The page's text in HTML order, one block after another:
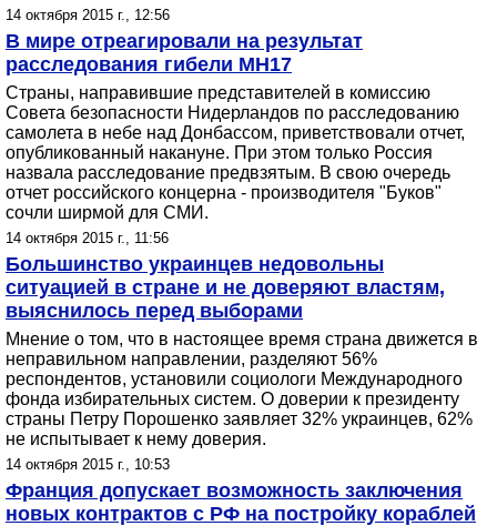
14 октября 2015 г., 12:56
В мире отреагировали на результат
расследования гибели MH17
Страны, направившие представителей в комиссию
Совета безопасности Нидерландов по расследованию
самолета в небе над Донбассом, приветствовали отчет,
опубликованный накануне. При этом только Россия
назвала расследование предвзятым. В свою очередь
отчет российского концерна - производителя "Буков"
сочли ширмой для СМИ.
14 октября 2015 г., 11:56
Большинство украинцев недовольны
ситуацией в стране и не доверяют властям,
выяснилось перед выборами
Мнение о том, что в настоящее время страна движется в
неправильном направлении, разделяют 56%
респондентов, установили социологи Международного
фонда избирательных систем. О доверии к президенту
страны Петру Порошенко заявляет 32% украинцев, 62%
не испытывает к нему доверия.
14 октября 2015 г., 10:53
Франция допускает возможность заключения
новых контрактов с РФ на постройку кораблей